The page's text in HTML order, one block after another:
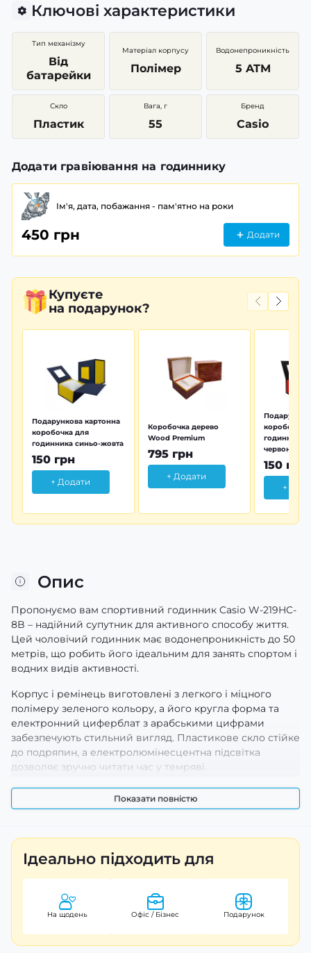
Ключові характеристики
Тип механізму
Від
батарейки
Матеріал корпусу
Полімер
Водонепроникність
5 ATM
Скло
Пластик
Вага, г
55
Бренд
Casio
Додати гравіювання на годиннику
Ім'я, дата, побажання - пам'ятно на роки
450 грн Додати
Купуєте
на подарунок?
Подарункова картонна
коробочка для
годинника синьо-жовта
150 грн
+ Додати
Коробочка дерево
Wood Premium
795 грн
+ Додати
коробочка
годинника
червона
150 грн
+
Опис
Пропонуємо вам спортивний годинник Casio W-219HC-
8B – надійний супутник для активного способу життя.
Цей чоловічий годинник має водонепроникність до 50
метрів, що робить його ідеальним для занять спортом і
водних видів активності.
Корпус і ремінець виготовлені з легкого і міцного
полімеру зеленого кольору, а його кругла форма та
електронний циферблат з арабськими цифрами
забезпечують стильний вигляд. Пластикове скло стійке
до подряпин, а електролюмінесцентна підсвітка
дозволяє зручно читати час у темряві.
Годинник оснащений кварцовим механізмом, що
гарантує точність у вимірюванні часу. Він має
розмірами 47 х 47 мм та вагою всього 55 г, він буде
комфортно сидіти на вашому зап’ясті.
Casio W-219HC-8B – це стильний та функціональний
аксесуар, який поєднує в собі японську якість і
сучасний дизайн. Ви отримаєте гарантію на 24 місяці,
тож можете бути впевнені у його надійності.
Показати повністю
Ідеально підходить для
На щодень Офіс / Бізнес Подарунок